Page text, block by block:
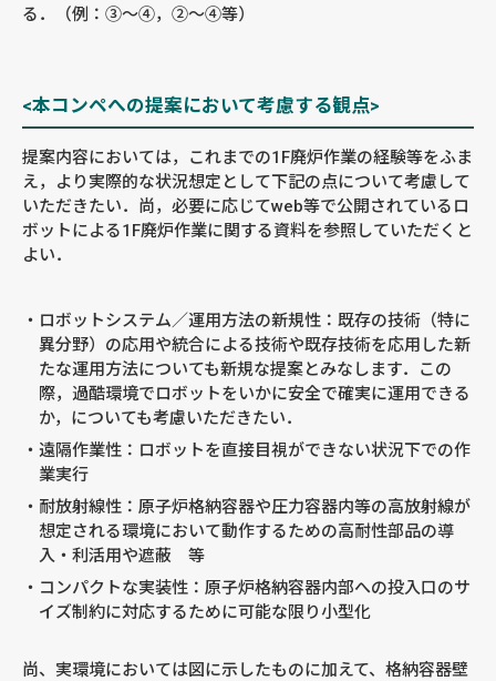
る．（例：③〜④，②〜④等）
<本コンペへの提案において考慮する観点>
提案内容においては，これまでの1F廃炉作業の経験等をふま
え，より実際的な状況想定として下記の点について考慮して
いただきたい．尚，必要に応じてweb等で公開されているロ
ボットによる1F廃炉作業に関する資料を参照していただくと
よい．
ロボットシステム／運用方法の新規性：既存の技術（特に
異分野）の応用や統合による技術や既存技術を応用した新
たな運用方法についても新規な提案とみなします．この
際，過酷環境でロボットをいかに安全で確実に運用できる
か，についても考慮いただきたい．
遠隔作業性：ロボットを直接目視ができない状況下での作
業実行
耐放射線性：原子炉格納容器や圧力容器内等の高放射線が
想定される環境において動作するための高耐性部品の導
入・利活用や遮蔽 等
コンパクトな実装性：原子炉格納容器内部への投入口のサ
イズ制約に対応するために可能な限り小型化
尚、実環境においては図に示したものに加えて、格納容器壁